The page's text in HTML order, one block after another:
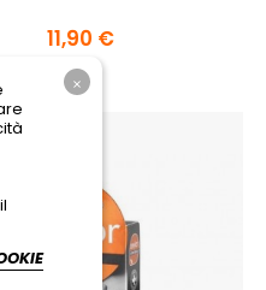
11,90 €